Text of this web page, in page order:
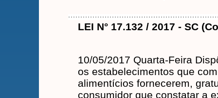
LEI N° 17.132 / 2017 - SC
10/05/2017 Quarta-Feira
os estabelecimentos que
alimentícios fornecerem,
consumidor que constatar a